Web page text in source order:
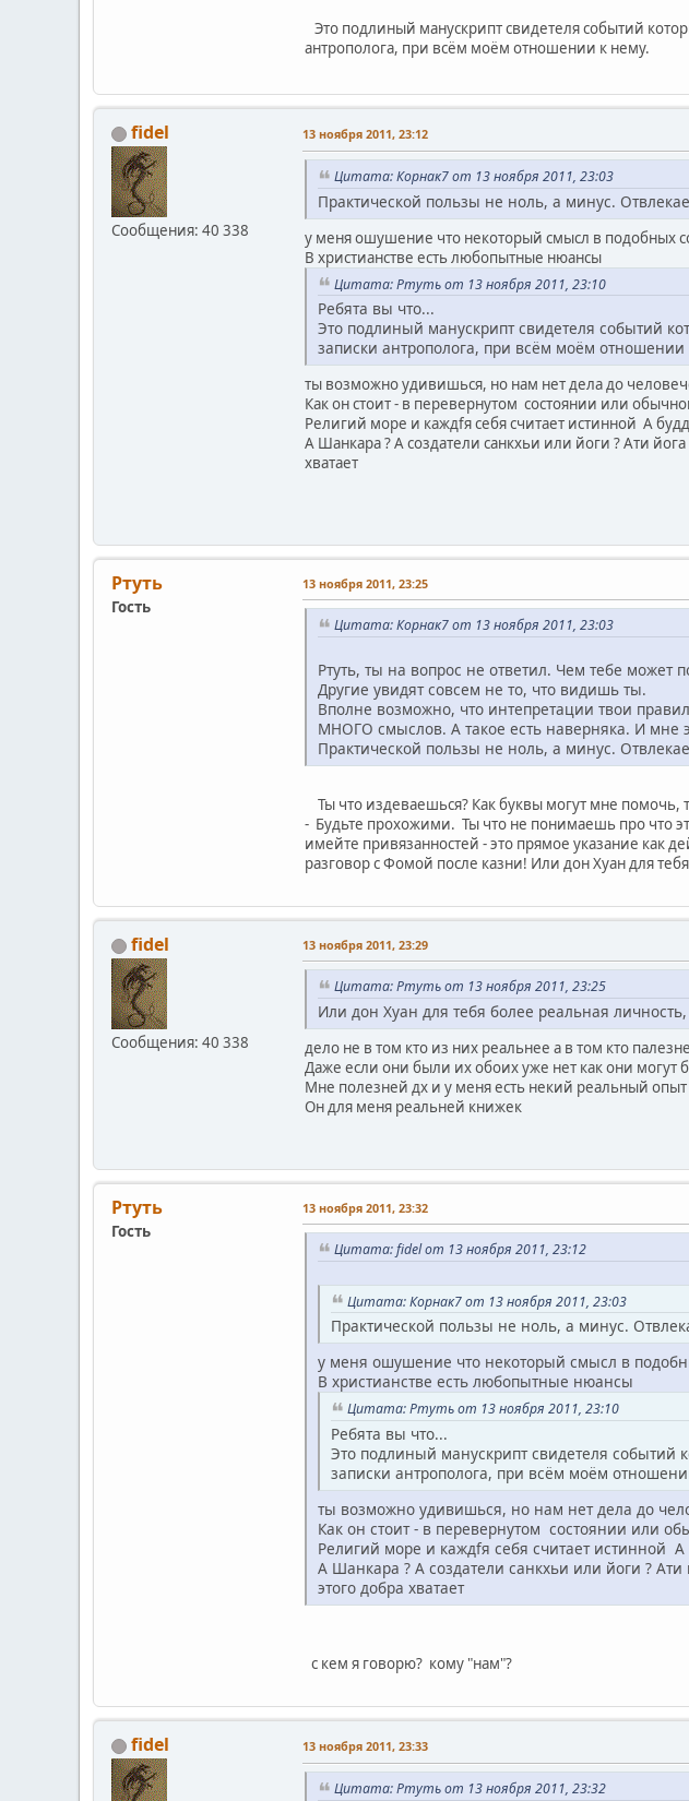
Это подлиный манускрипт свидетеля событий
антрополога, при всём моём отношении к нему.
fidel
Сообщения: 40 338
13 ноября 2011, 23:12
Цитата: Корнак7 от 13 ноября 2011, 23:03
Практической пользы не ноль, а минус.
у меня ошушение что некоторый смысл в подобных
В христианстве есть любопытные нюансы
Цитата: Ртуть от 13 ноября 2011, 23:10
Ребята вы что...
Это подлиный манускрипт свидетеля событий
записки антрополога, при всём моём отношении
ты возможно удивишься, но нам нет дела до
Как он стоит - в перевернутом состоянии или
Религий море и каждfя себя считает истинной А
А Шанкара ? А создатели санкхьи или йоги ? Ати
хватает
Ртуть
Гость
13 ноября 2011, 23:25
Цитата: Корнак7 от 13 ноября 2011, 23:03
Ртуть, ты на вопрос не ответил. Чем тебе может
Другие увидят совсем не то, что видишь ты.
Вполне возможно, что интепретации твои
МНОГО смыслов. А такое есть наверняка. И мне
Практической пользы не ноль, а минус.
Ты что издеваешься? Как буквы могут мне помочь,
- Будьте прохожими. Ты что не понимаешь про что
имейте привязанностей - это прямое указание как
разговор с Фомой после казни! Или дон Хуан для
fidel
Сообщения: 40 338
13 ноября 2011, 23:29
Цитата: Ртуть от 13 ноября 2011, 23:25
Или дон Хуан для тебя более реальная
дело не в том кто из них реальнее а в том кто
Даже если они были их обоих уже нет как они могут
Мне полезней дх и у меня есть некий реальный
Он для меня реальней книжек
Ртуть
Гость
13 ноября 2011, 23:32
Цитата: fidel от 13 ноября 2011, 23:12
Цитата: Корнак7 от 13 ноября 2011, 23:03
Практической пользы не ноль, а минус.
у меня ошушение что некоторый смысл в
В христианстве есть любопытные нюансы
Цитата: Ртуть от 13 ноября 2011, 23:10
Ребята вы что...
Это подлиный манускрипт свидетеля
записки антрополога, при всём моём
ты возможно удивишься, но нам нет дела до
Как он стоит - в перевернутом состоянии или
Религий море и каждfя себя считает истинной
А Шанкара ? А создатели санкхьи или йоги ?
этого добра хватает
с кем я говорю? кому "нам"?
fidel 13 ноября 2011, 23:33
Цитата: Ртуть от 13 ноября 2011, 23:32